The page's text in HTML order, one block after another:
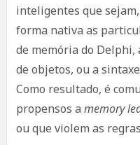
inteligentes que
forma nativa as
de memória do Delphi,
de objetos, ou a
Como resultado, é
propensos a memory
ou que violem as